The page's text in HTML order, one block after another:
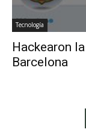
Tecnología
Hackearon
Barcelona